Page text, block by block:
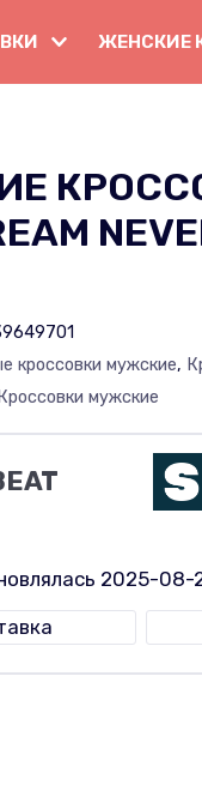
ЖЕНСКИЕ
кроссовки мужские,
мужские
2025-08-